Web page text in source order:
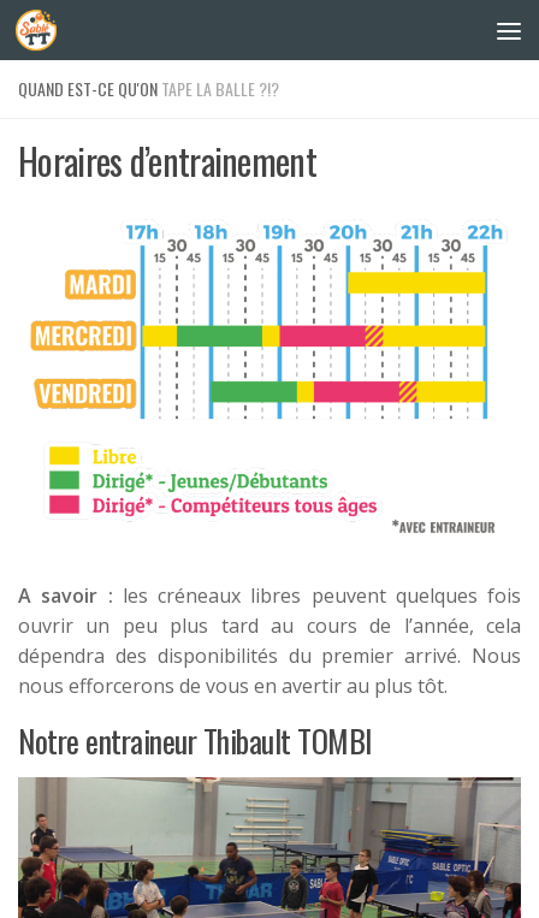
Skip to content
QUAND EST-CE QU'ONTAPE LA BALLE ?!?
Horaires d’entrainement
A savoir : les créneaux libres peuvent quelques fois
ouvrir un peu plus tard au cours de l’année, cela
dépendra des disponibilités du premier arrivé. Nous
nous efforcerons de vous en avertir au plus tôt.
Notre entraineur Thibault TOMBI